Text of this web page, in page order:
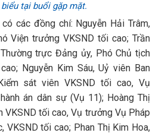
tại buổi gặp mặt.
các đồng chí: Nguyễn Hải Trâm,
Viện trưởng VKSND tối cao; Trần
trực Đảng ủy, Phó Chủ tịch
Nguyễn Kim Sáu, Uỷ viên Ban
sát viên VKSND tối cao, Vụ
án dân sự (Vụ 11); Hoàng Thị
VKSND tối cao, Vụ trưởng Vụ Pháp
VKSND tối cao; Phan Thị Kim Hoa,